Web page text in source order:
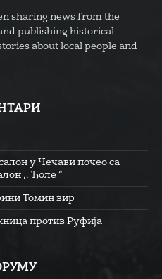
sharing news from the
publishing historical
about local people and
у Чечави почео са
,, Ђоле “
Томин вир
против Руфија